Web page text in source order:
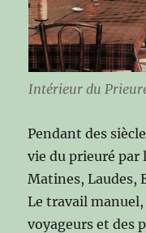
Intérieur du
Pendant des
vie du prieuré par
Matines, Laudes,
Le travail manuel,
voyageurs et des